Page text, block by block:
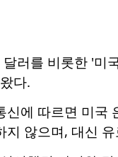
러를 비롯한 '미
다.
신에 따르면 미국
지 않으며, 대신